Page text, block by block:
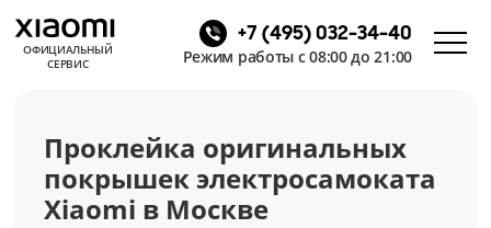
ОФИЦИАЛЬНЫЙ
СЕРВИС
+7 (495) 032-34-40
Режим работы с 08:00 до 21:00
Проклейка оригинальных
покрышек электросамоката
Xiaomi в Москве